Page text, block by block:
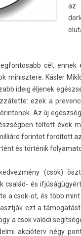
az
cél,
minisztere. Kásler
ideig éljenek
ezek a
Az új
töltött évek
forin­tot fordított
és történik
(csok)
család- és
a csok-ot, és több
ezt a
a csok valódi
akcióterv négy